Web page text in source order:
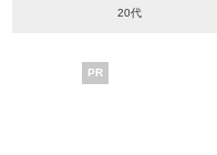
20代
PR